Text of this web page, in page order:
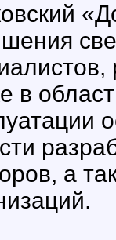
в
а